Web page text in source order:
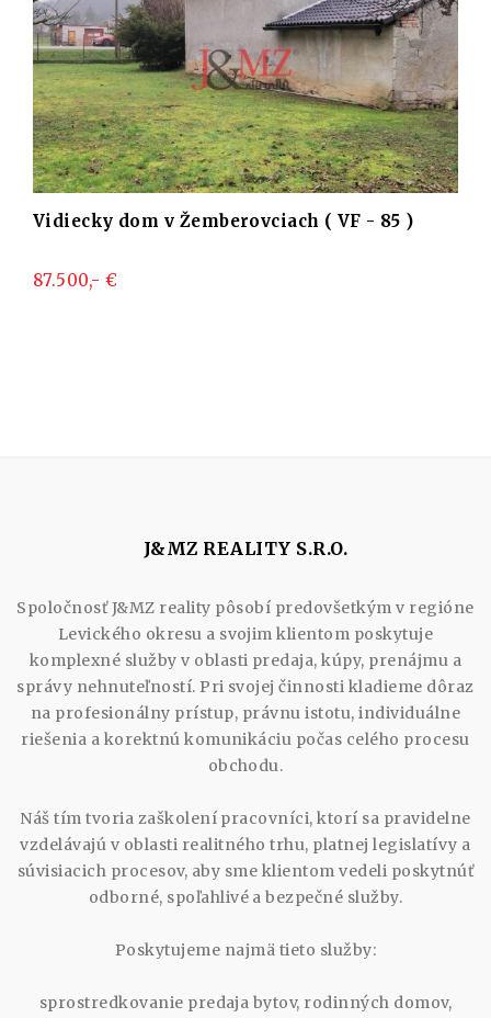
( VF - 85 )
Útulný rodinný dom v
J&MZ REALITY S.R.O.
Spoločnosť J&MZ reality pôsobí predovšetkým v regióne
Levického okresu a svojim klientom poskytuje
komplexné služby v oblasti predaja, kúpy, prenájmu a
správy nehnuteľností. Pri svojej činnosti kladieme dôraz
na profesionálny prístup, právnu istotu, individuálne
riešenia a korektnú komunikáciu počas celého procesu
obchodu.
Náš tím tvoria zaškolení pracovníci, ktorí sa pravidelne
vzdelávajú v oblasti realitného trhu, platnej legislatívy a
súvisiacich procesov, aby sme klientom vedeli poskytnúť
odborné, spoľahlivé a bezpečné služby.
Poskytujeme najmä tieto služby:
sprostredkovanie predaja bytov, rodinných domov,